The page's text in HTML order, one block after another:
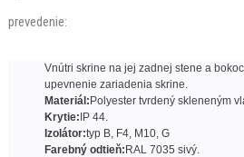
prevedenie:
Vnútri skrine na jej zadnej stene a
upevnenie zariadenia skrine.
Materiál:Polyester tvrdený skleneným
Krytie:IP 44.
Izolátor:typ B, F4, M10, G
Farebný odtieň:RAL 7035 sivý.